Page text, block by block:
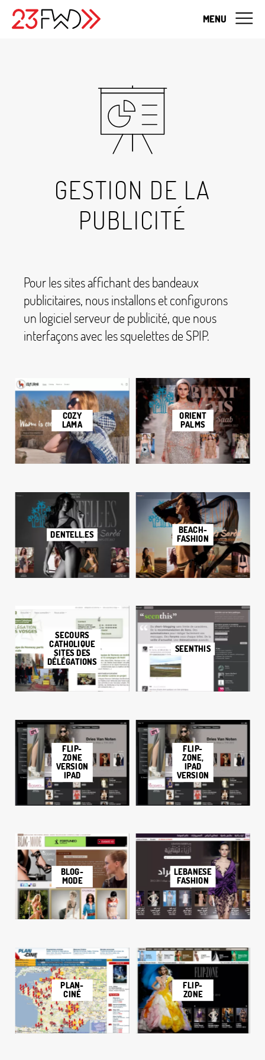
MENU
GESTION DE LA
PUBLICITÉ
Pour les sites affichant des bandeaux
publicitaires, nous installons et configurons
un logiciel serveur de publicité, que nous
interfaçons avec les squelettes de SPIP.
COZY
LAMA
ORIENT
PALMS
DENTELL.ES BEACH-
FASHION
SECOURS
CATHOLIQUE
SITES DES
DÉLÉGATIONS
SEENTHIS
FLIP-
ZONE
VERSION
IPAD
FLIP-
ZONE,
IPAD
VERSION
BLOG-
MODE
LEBANESE
FASHION
PLAN-
CINÉ
FLIP-
ZONE